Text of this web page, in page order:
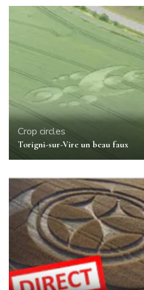
Crop circles
Torigni-sur-Vire un beau faux